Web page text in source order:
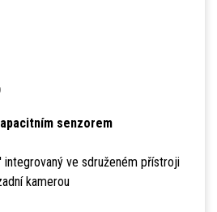
senzorem
integrovaný ve sdruženém přístroji
kamerou